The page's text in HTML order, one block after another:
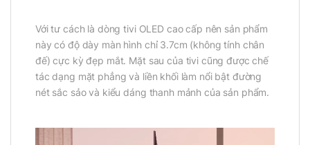
Với tư cách là dòng tivi OLED cao cấp nên sản phẩm
này có độ dày màn hình chỉ 3.7cm (không tính chân
đế) cực kỳ đẹp mắt. Mặt sau của tivi cũng được chế
tác dạng mặt phẳng và liền khối làm nổi bật đường
nét sắc sảo và kiểu dáng thanh mảnh của sản phẩm.